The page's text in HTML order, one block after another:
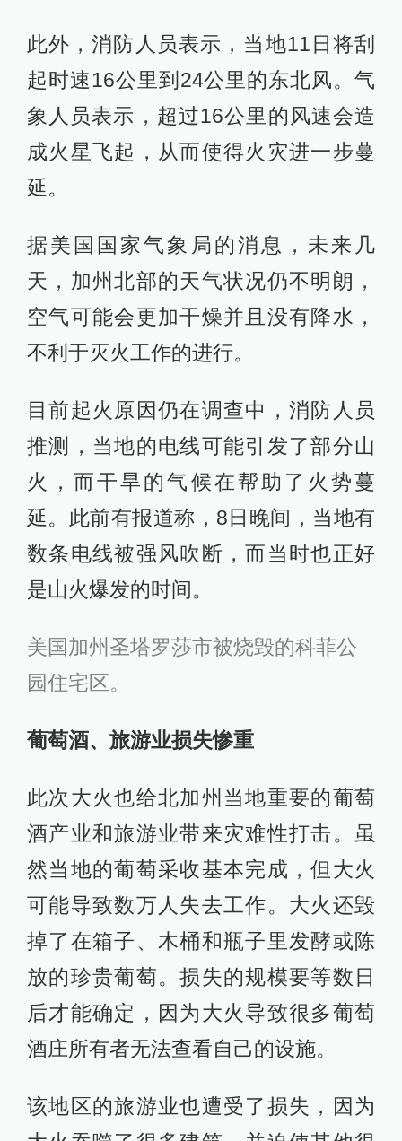
此外，消防人员表示，当地11日将刮
起时速16公里到24公里的东北风。气
象人员表示，超过16公里的风速会造
成火星飞起，从而使得火灾进一步蔓
延。
据美国国家气象局的消息，未来几
天，加州北部的天气状况仍不明朗，
空气可能会更加干燥并且没有降水，
不利于灭火工作的进行。
目前起火原因仍在调查中，消防人员
推测，当地的电线可能引发了部分山
火，而干旱的气候在帮助了火势蔓
延。此前有报道称，8日晚间，当地有
数条电线被强风吹断，而当时也正好
是山火爆发的时间。
美国加州圣塔罗莎市被烧毁的科菲公
园住宅区。
葡萄酒、旅游业损失惨重
此次大火也给北加州当地重要的葡萄
酒产业和旅游业带来灾难性打击。虽
然当地的葡萄采收基本完成，但大火
可能导致数万人失去工作。大火还毁
掉了在箱子、木桶和瓶子里发酵或陈
放的珍贵葡萄。损失的规模要等数日
后才能确定，因为大火导致很多葡萄
酒庄所有者无法查看自己的设施。
该地区的旅游业也遭受了损失，因为